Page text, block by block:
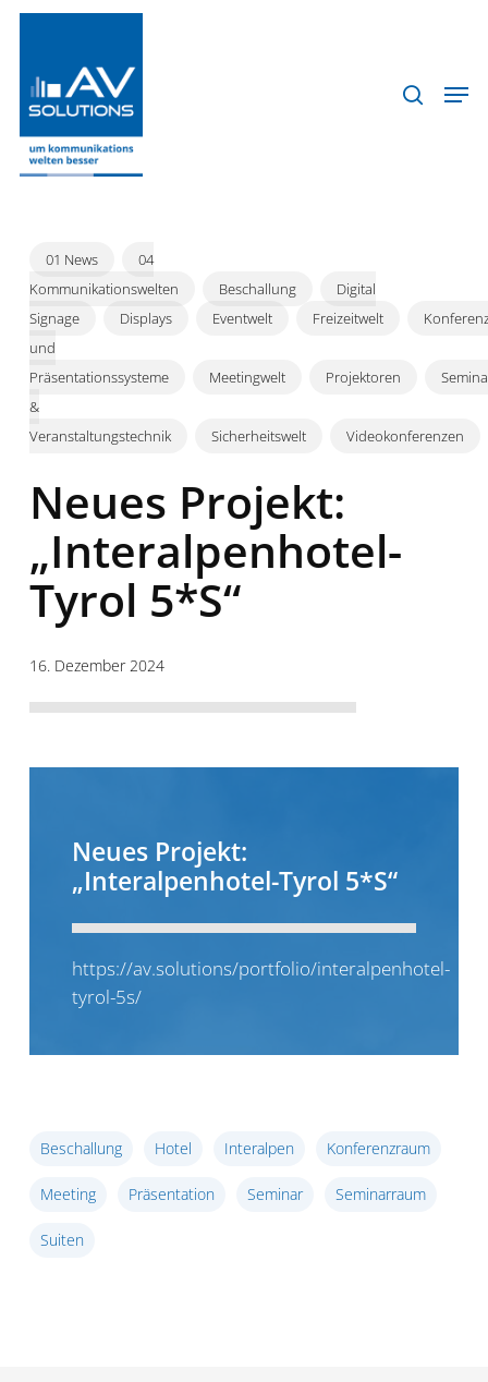
Skip
content
01 News
04
Kommunikationswelten
Beschallung
Digital
Signage
Displays Eventwelt Freizeitwelt
und
Präsentationssysteme
Meetingwelt Projektoren
&
Veranstaltungstechnik
Sicherheitswelt Videokonferenzen
Neues Projekt:
„Interalpenhotel-
Tyrol 5*S“
16. Dezember 2024
Neues Projekt:
„Interalpenhotel-Tyrol 5*S“
https://av.solutions/portfolio/interalpenhotel-
tyrol-5s/
Beschallung Hotel Interalpen Konferenzraum
Meeting Präsentation Seminar Seminarraum
Suiten
Menu